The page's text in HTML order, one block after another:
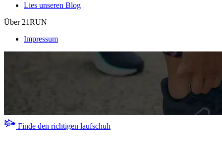
Lies unseren Blog
Über 21RUN
Impressum
Finde den richtigen laufschuh